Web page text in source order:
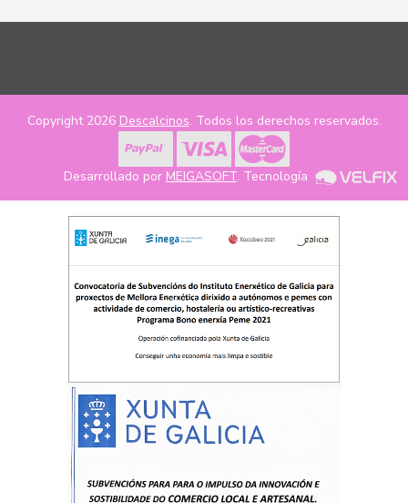
Copyright 2026 Descalcinos. Todos los derechos reservados.
Desarrollado por MEIGASOFT. Tecnología